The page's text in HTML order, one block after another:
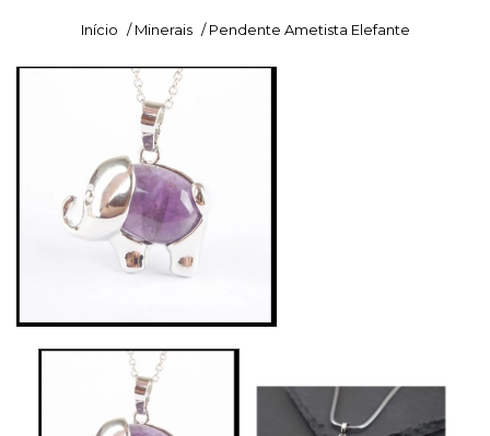
Início / Minerais / Pendente Ametista Elefante